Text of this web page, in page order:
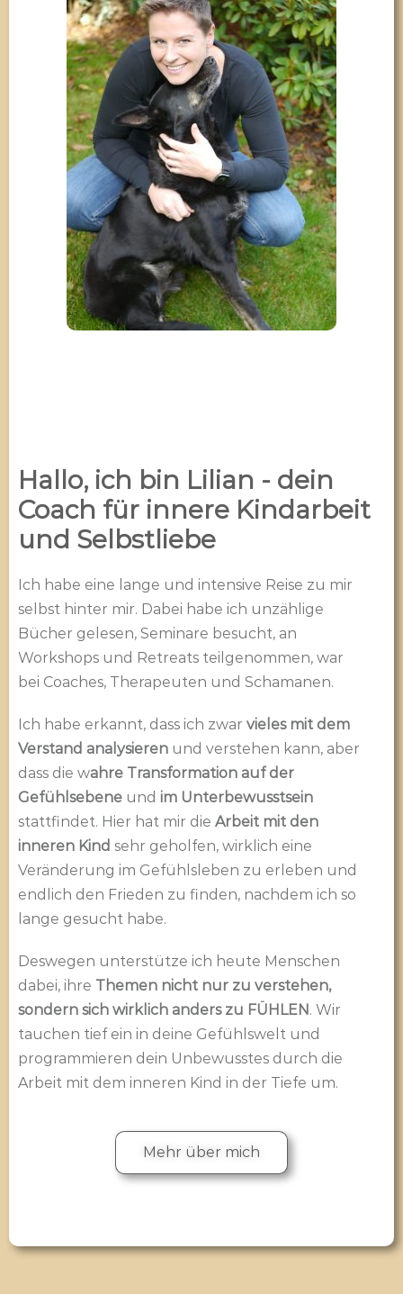
Hallo, ich bin Lilian - dein
Coach für innere Kindarbeit
und Selbstliebe
Ich habe eine lange und intensive Reise zu mir
selbst hinter mir. Dabei habe ich unzählige
Bücher gelesen, Seminare besucht, an
Workshops und Retreats teilgenommen, war
bei Coaches, Therapeuten und Schamanen.
Ich habe erkannt, dass ich zwar vieles mit dem
Verstand analysieren und verstehen kann, aber
dass die wahre Transformation auf der
Gefühlsebene und im Unterbewusstsein
stattfindet. Hier hat mir die Arbeit mit den
inneren Kind sehr geholfen, wirklich eine
Veränderung im Gefühlsleben zu erleben und
endlich den Frieden zu finden, nachdem ich so
lange gesucht habe.
Deswegen unterstütze ich heute Menschen
dabei, ihre Themen nicht nur zu verstehen,
sondern sich wirklich anders zu FÜHLEN. Wir
tauchen tief ein in deine Gefühlswelt und
programmieren dein Unbewusstes durch die
Arbeit mit dem inneren Kind in der Tiefe um.
Mehr über mich